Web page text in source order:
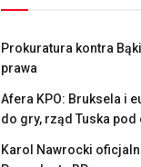
Prokuratura kontra
prawa
Afera KPO: Bruksela i
do gry, rząd Tuska pod
Karol Nawrocki